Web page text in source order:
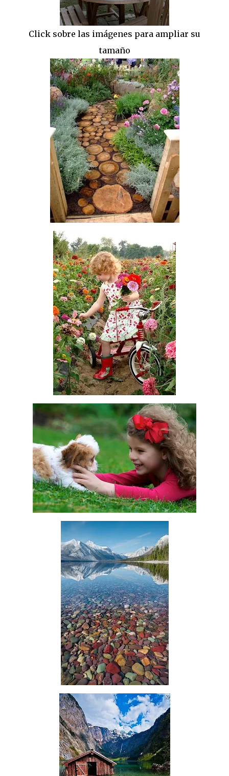
Click sobre las imágenes para ampliar su
tamaño